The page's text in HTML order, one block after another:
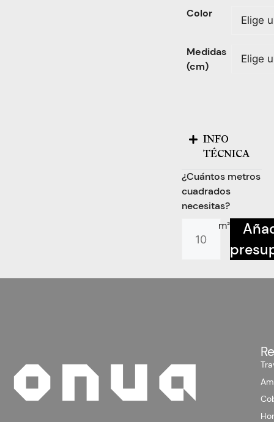
Color
Medidas
(cm)
INFO
TÉCNICA
¿Cuántos metros
cuadrados
necesitas?
m²